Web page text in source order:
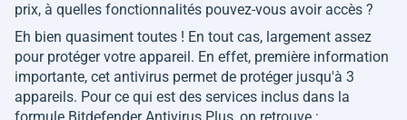
prix, à quelles fonctionnalités pouvez-vous avoir accès ?
Eh bien quasiment toutes ! En tout cas, largement assez
pour protéger votre appareil. En effet, première information
importante, cet antivirus permet de protéger jusqu'à 3
appareils. Pour ce qui est des services inclus dans la